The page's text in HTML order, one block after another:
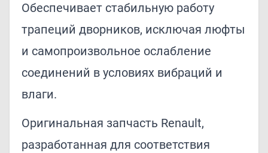
Обеспечивает стабильную работу
трапеций дворников, исключая люфты
и самопроизвольное ослабление
соединений в условиях вибраций и
влаги.
Оригинальная запчасть Renault,
разработанная для соответствия